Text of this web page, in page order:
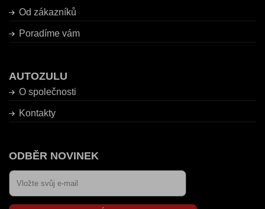
Od zákazníků
Poradíme vám
AUTOZULU
O společnosti
Kontakty
ODBĚR NOVINEK